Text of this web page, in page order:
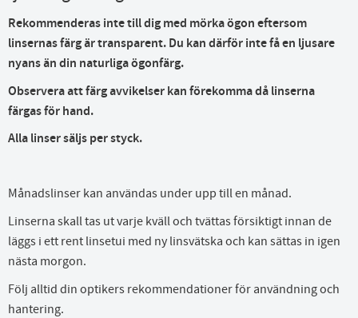
Rekommenderas inte till dig med mörka ögon eftersom
linsernas färg är transparent. Du kan därför inte få en ljusare
nyans än din naturliga ögonfärg.
Observera att färg avvikelser kan förekomma då linserna
färgas för hand.
Allalinser säljs per styck.
Månadslinser kan användas under upp till en månad.
Linserna skall tas ut varje kväll och tvättas försiktigt innan de
läggs i ett rent linsetui med ny linsvätska och kan sättas in igen
nästa morgon.
Följ alltid din optikers rekommendationer för användning och
hantering.